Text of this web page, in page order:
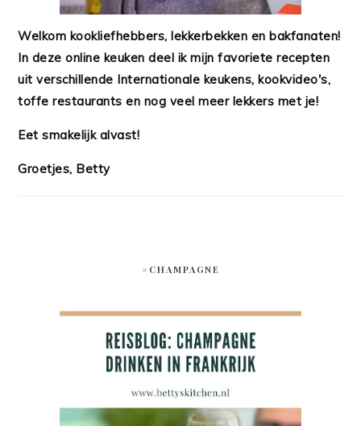
Welkom kookliefhebbers, lekkerbekken en bakfanaten!
In deze online keuken deel ik mijn favoriete recepten
uit verschillende Internationale keukens, kookvideo's,
toffe restaurants en nog veel meer lekkers met je!
Eet smakelijk alvast!
Groetjes, Betty
#CHAMPAGNE